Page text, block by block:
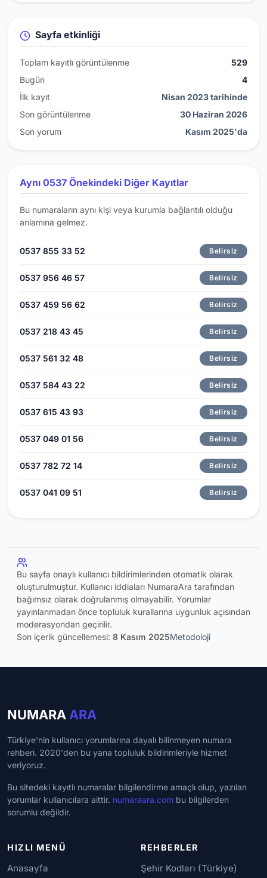
Sayfa etkinliği
Toplam kayıtlı görüntülenme
529
Bugün
4
İlk kayıt
Nisan 2023 tarihinde
Son görüntülenme
30 Haziran 2026
Son yorum
Kasım 2025'da
Aynı 0537 Önekindeki Diğer Kayıtlar
Bu numaraların aynı kişi veya kurumla bağlantılı olduğu
anlamına gelmez.
0537 855 33 52 Belirsiz
0537 956 46 57 Belirsiz
0537 459 56 62 Belirsiz
0537 218 43 45 Belirsiz
0537 561 32 48 Belirsiz
0537 584 43 22 Belirsiz
0537 615 43 93 Belirsiz
0537 049 01 56 Belirsiz
0537 782 72 14 Belirsiz
0537 041 09 51 Belirsiz
Bu sayfa onaylı kullanıcı bildirimlerinden otomatik olarak
oluşturulmuştur. Kullanıcı iddiaları NumaraAra tarafından
bağımsız olarak doğrulanmış olmayabilir. Yorumlar
yayınlanmadan önce topluluk kurallarına uygunluk açısından
moderasyondan geçirilir.
Son içerik güncellemesi: 8 Kasım 2025Metodoloji
NUMARA ARA
Türkiye'nin kullanıcı yorumlarına dayalı bilinmeyen numara
rehberi. 2020'den bu yana topluluk bildirimleriyle hizmet
veriyoruz.
Bu sitedeki kayıtlı numaralar bilgilendirme amaçlı olup, yazılan
yorumlar kullanıcılara aittir. numaraara.com bu bilgilerden
sorumlu değildir.
HIZLI MENÜ
Anasayfa
REHBERLER
Şehir Kodları (Türkiye)